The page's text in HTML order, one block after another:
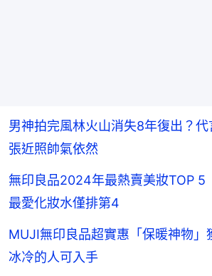
男神拍完風林火山消失8年復出？
張近照帥氣依然
無印良品2024年最熱賣美妝TOP
最愛化妝水僅排第4
MUJI無印良品超實惠「保暖神物」
冰冷的人可入手